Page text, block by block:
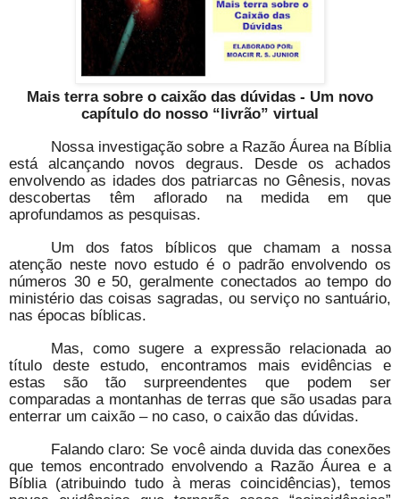
Mais terra sobre o caixão das dúvidas - Um novo
capítulo do nosso “livrão” virtual
Nossa investigação sobre a Razão Áurea na Bíblia
está alcançando novos degraus. Desde os achados
envolvendo as idades dos patriarcas no Gênesis, novas
descobertas têm aflorado na medida em que
aprofundamos as pesquisas.
Um dos fatos bíblicos que chamam a nossa
atenção neste novo estudo é o padrão envolvendo os
números 30 e 50, geralmente conectados ao tempo do
ministério das coisas sagradas, ou serviço no santuário,
nas épocas bíblicas.
Mas, como sugere a expressão relacionada ao
título deste estudo, encontramos mais evidências e
estas são tão surpreendentes que podem ser
comparadas a montanhas de terras que são usadas para
enterrar um caixão – no caso, o caixão das dúvidas.
Falando claro: Se você ainda duvida das conexões
que temos encontrado envolvendo a Razão Áurea e a
Bíblia (atribuindo tudo à meras coincidências), temos